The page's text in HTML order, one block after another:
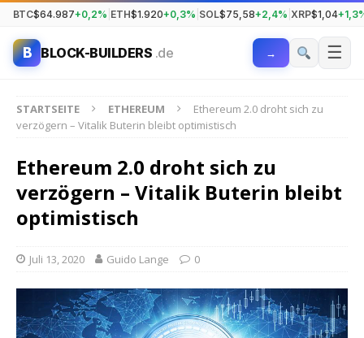
BTC$64.987+0,2% ETH$1.920+0,3% SOL$75,58+2,4% XRP$1,04
B BLOCK-BUILDERS .de → ☰
STARTSEITE ETHEREUM
Ethereum 2.0 droht sich zu
verzögern – Vitalik Buterin bleibt optimistisch
Ethereum 2.0 droht sich zu
verzögern – Vitalik Buterin bleibt
optimistisch
Juli 13, 2020 Guido Lange 0